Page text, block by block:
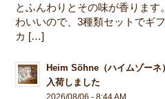
とふんわりとその味が香りま
わいいので、3種類セットでギ
カ […]
Heim Söhne（ハイムゾーネ
入荷しました
2026/08/06 - 8:44 AM